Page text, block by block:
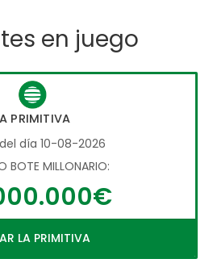
en juego
PRIMITIVA
día 10-08-2026
BOTE MILLONARIO:
LA PRIMITIVA